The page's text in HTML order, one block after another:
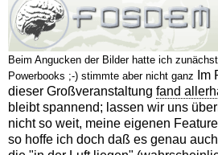
Beim Angucken der Bilder hatte ich
Powerbooks ;-) stimmte aber nicht ganz
Im
dieser Großveranstaltung fand
bleibt spannend; lassen wir uns
nicht so weit, meine eigenen
so hoffe ich doch daß es genau